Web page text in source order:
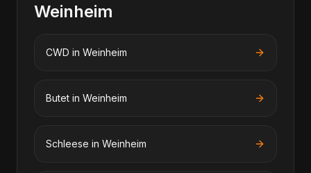
Weinheim
CWD in Weinheim
Butet in Weinheim
Schleese in Weinheim